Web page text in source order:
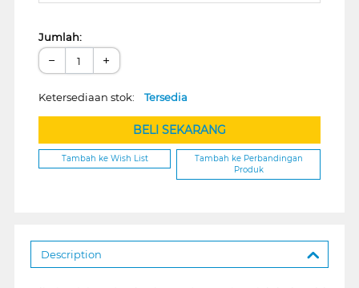
Jumlah:
− +
Ketersediaan stok: Tersedia
BELI SEKARANG
Tambah ke Wish List
Tambah ke Perbandingan
Produk
Description